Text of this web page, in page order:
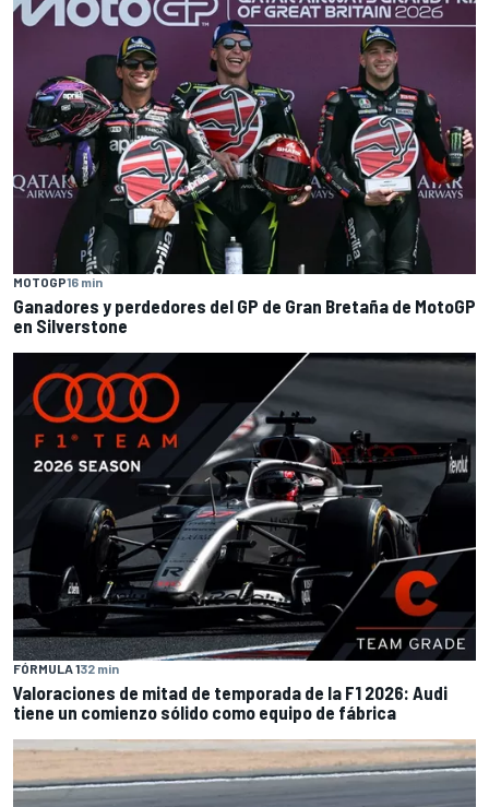
MOTOGP16 min
Ganadores y perdedores del GP de Gran Bretaña de MotoGP
en Silverstone
FÓRMULA 132 min
Valoraciones de mitad de temporada de la F1 2026: Audi
tiene un comienzo sólido como equipo de fábrica